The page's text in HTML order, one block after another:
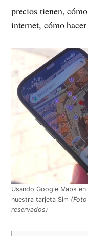
precios tienen,
internet, cómo
Usando Google Maps en
nuestra tarjeta Sim
reservados)